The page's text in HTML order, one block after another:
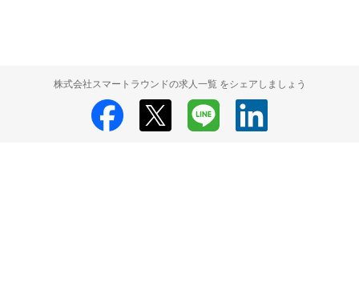
株式会社スマートラウンドの求人一覧 をシェアしましょう